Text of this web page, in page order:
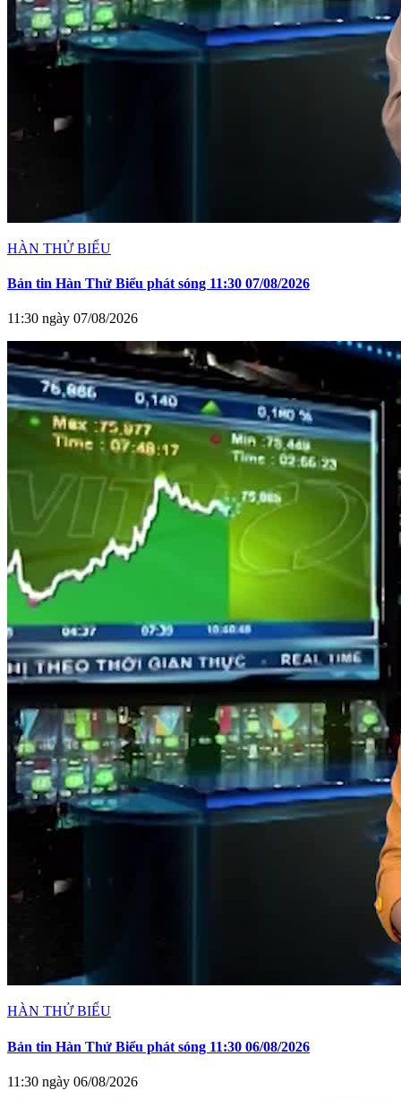
HÀN THỬ BIỂU
Bản tin Hàn Thử Biểu phát sóng 11:30 07/08/2026
11:30 ngày 07/08/2026
HÀN THỬ BIỂU
Bản tin Hàn Thử Biểu phát sóng 11:30 06/08/2026
11:30 ngày 06/08/2026